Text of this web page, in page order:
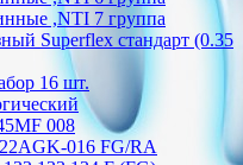
,NTI 7 группа
Superflex стандарт (0.35
16 шт.
008
016 FG/RA